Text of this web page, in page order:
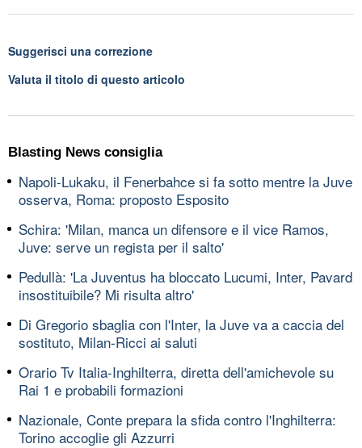
Suggerisci una correzione
Valuta il titolo di questo articolo
Blasting News consiglia
Napoli-Lukaku, il Fenerbahce si fa sotto mentre la Juve
osserva, Roma: proposto Esposito
Schira: 'Milan, manca un difensore e il vice Ramos,
Juve: serve un regista per il salto'
Pedullà: 'La Juventus ha bloccato Lucumi, Inter, Pavard
insostituibile? Mi risulta altro'
Di Gregorio sbaglia con l'Inter, la Juve va a caccia del
sostituto, Milan-Ricci ai saluti
Orario Tv Italia-Inghilterra, diretta dell'amichevole su
Rai 1 e probabili formazioni
Nazionale, Conte prepara la sfida contro l'Inghilterra:
Torino accoglie gli Azzurri